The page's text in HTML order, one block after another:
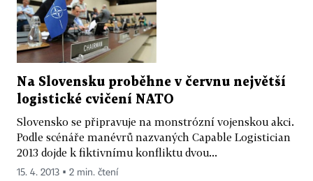
Na Slovensku proběhne v červnu největší
logistické cvičení NATO
Slovensko se připravuje na monstrózní vojenskou akci.
Podle scénáře manévrů nazvaných Capable Logistician
2013 dojde k fiktivnímu konfliktu dvou...
15. 4. 2013 ▪ 2 min. čtení